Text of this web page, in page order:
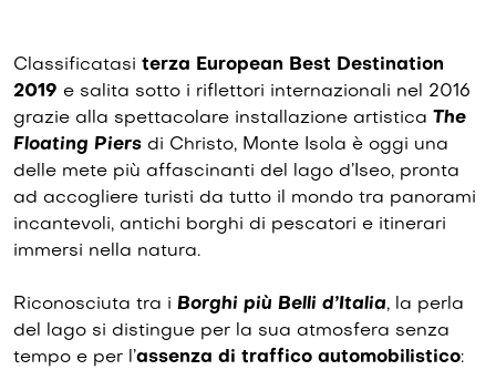
Classificatasi terza European Best Destination
2019 e salita sotto i riflettori internazionali nel 2016
grazie alla spettacolare installazione artistica The
Floating Piers di Christo, Monte Isola è oggi una
delle mete più affascinanti del lago d’Iseo, pronta
ad accogliere turisti da tutto il mondo tra panorami
incantevoli, antichi borghi di pescatori e itinerari
immersi nella natura.
Riconosciuta tra i Borghi più Belli d’Italia, la perla
del lago si distingue per la sua atmosfera senza
tempo e per l’assenza di traffico automobilistico: